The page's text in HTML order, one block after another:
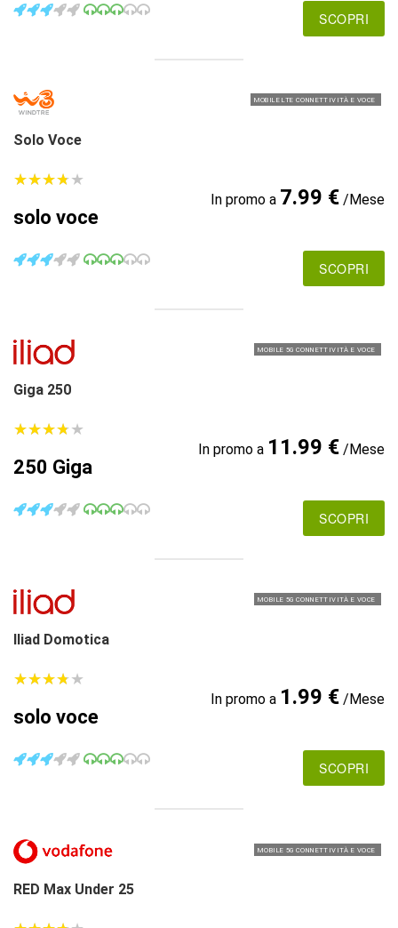
SCOPRI
MOBILE LTE CONNETTIVITÀ E VOCE
Solo Voce
★★★★★
★★★★★
solo voce
In promo a 7.99 €/Mese
SCOPRI
MOBILE 5G CONNETTIVITÀ E VOCE
Giga 250
★★★★★
★★★★★
250 Giga
In promo a 11.99 €/Mese
SCOPRI
MOBILE 5G CONNETTIVITÀ E VOCE
Iliad Domotica
★★★★★
★★★★★
solo voce
In promo a 1.99 €/Mese
SCOPRI
MOBILE 5G CONNETTIVITÀ E VOCE
RED Max Under 25